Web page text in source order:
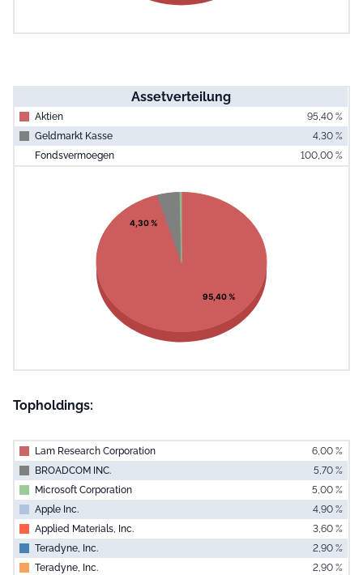
Assetverteilung
Aktien
95,40 %
Geldmarkt Kasse
4,30 %
Fondsvermoegen
100,00 %
Pie chart with 3 slices.
View as data table, Chart
95,40 %
4,30 %
Topholdings:
Lam Research Corporation
6,00 %
BROADCOM INC.
5,70 %
Microsoft Corporation
5,00 %
Apple Inc.
4,90 %
Applied Materials, Inc.
3,60 %
Teradyne, Inc.
2,90 %
Teradyne, Inc.
2,90 %